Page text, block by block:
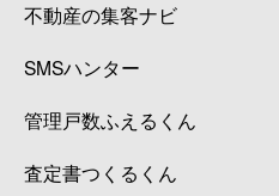
不動産の集客ナビ
SMSハンター
管理戸数ふえるくん
査定書つくるくん